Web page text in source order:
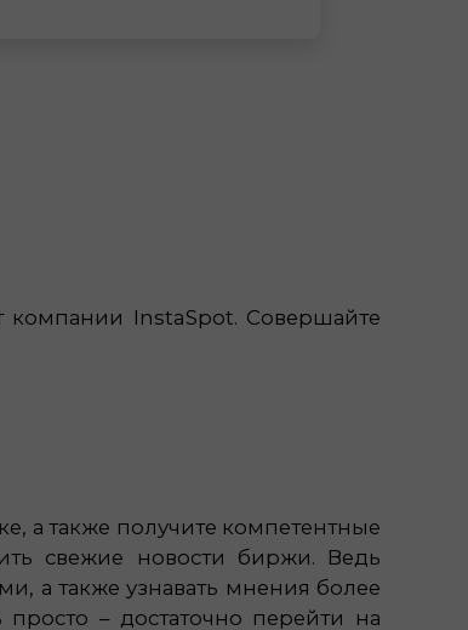
компании InstaSpot. Совершайте
а также получите компетентные
свежие новости биржи. Ведь
а также узнавать мнения более
– достаточно перейти на